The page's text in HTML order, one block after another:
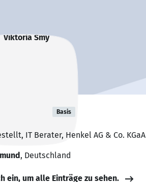
Smy Basis
IT Berater, Henkel AG & Co. KGaA
, Deutschland
ein, um alle Einträge zu sehen.